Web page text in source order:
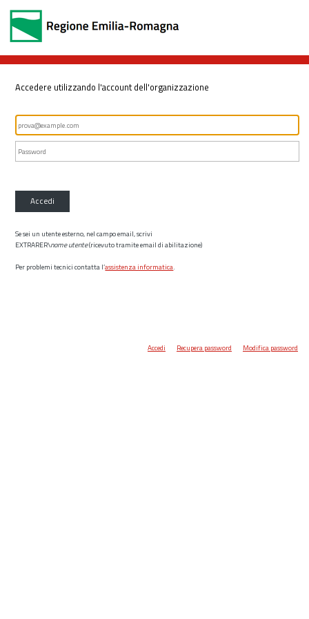
Accedere utilizzando l'account dell'organizzazione
Accedi
Se sei un utente esterno, nel campo email, scrivi
EXTRARER\nome utente(ricevuto tramite email di abilitazione)
Per problemi tecnici contatta l’assistenza informatica.
Accedi Recupera password Modifica password